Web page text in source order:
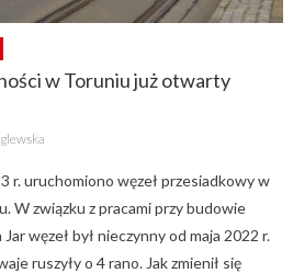
w Toruniu już otwarty
r. uruchomiono węzeł przesiadkowy w
W związku z pracami przy budowie
węzeł był nieczynny od maja 2022 r.
ruszyły o 4 rano. Jak zmienił się